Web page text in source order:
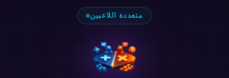
متعددة اللاعبين